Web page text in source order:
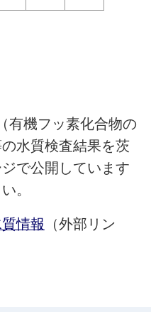
有機フッ素化合物の
水質検査結果を茨
で公開しています
。
情報 （外部リン